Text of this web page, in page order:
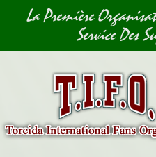
Image 01La Première
Service Des